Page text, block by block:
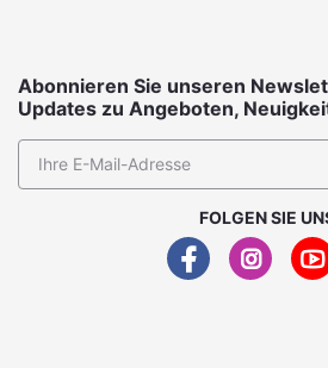
Abonnieren Sie unseren
Updates zu Angeboten,
FOLGEN SIE